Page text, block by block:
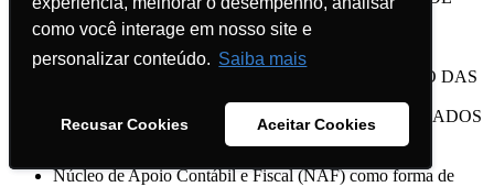
como você interage em nosso site e
personalizar conteúdo. Saiba mais
Recusar Cookies Aceitar Cookies
como você interage em nosso site e
personalizar conteúdo. Saiba mais
Recusar Cookies Aceitar Cookies
SANTA CRUZ DO SUL - UNISC 2019
LIGA ACADÊMICA DO TRAUMA
LIGA DE MEDICINA DE EMERGÊNCIA/2019
Liga de Otorrinolaringologia UNISC 2019 - ESTUDO DAS
ORIENTAÇÕES AOS PACIENTES DIAGNOSTICADOS
COM A DOENÇA
Núcleo de Apoio Contábil e Fiscal (NAF) como forma de